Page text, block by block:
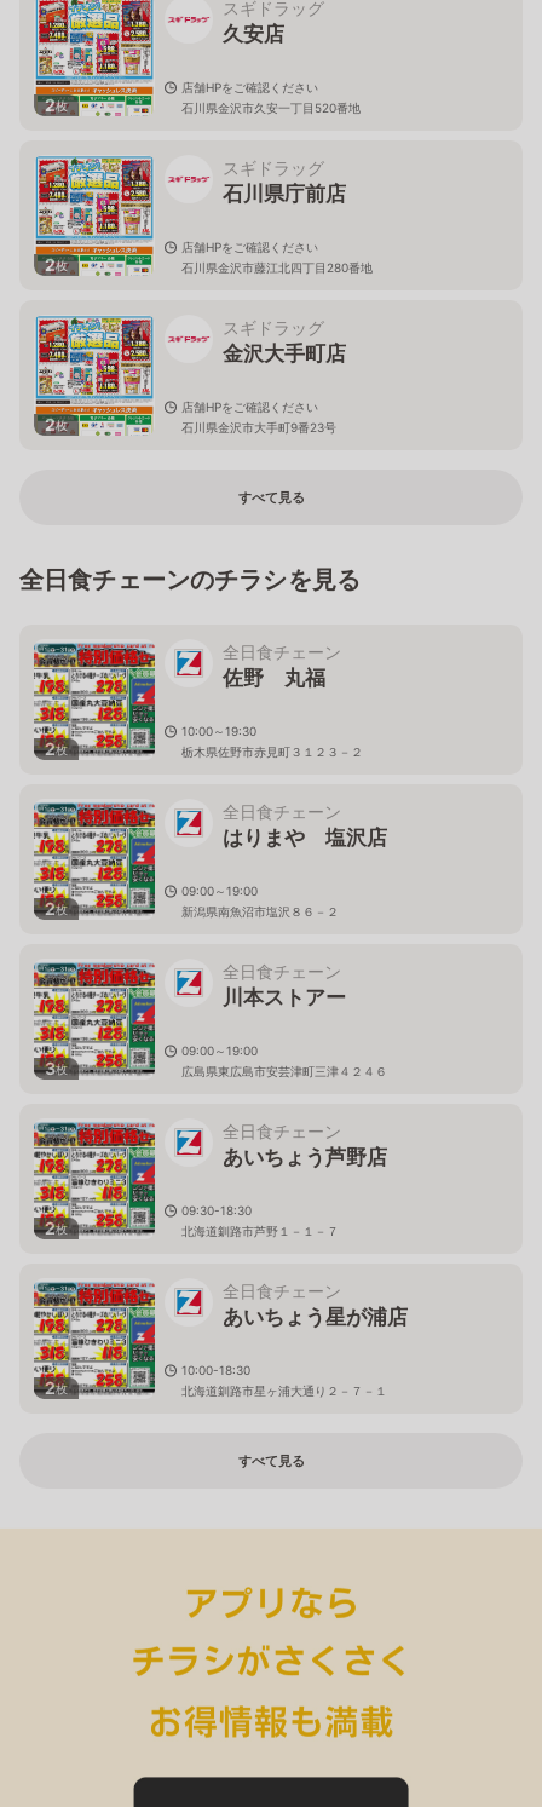
2枚
スギドラッグ
久安店
店舗HPをご確認ください
石川県金沢市久安一丁目520番地
2枚
スギドラッグ
石川県庁前店
店舗HPをご確認ください
石川県金沢市藤江北四丁目280番地
2枚
スギドラッグ
金沢大手町店
店舗HPをご確認ください
石川県金沢市大手町9番23号
すべて見る
全日食チェーンのチラシを見る
2枚
全日食チェーン
佐野 丸福
10:00～19:30
栃木県佐野市赤見町３１２３－２
2枚
全日食チェーン
はりまや 塩沢店
09:00～19:00
新潟県南魚沼市塩沢８６－２
3枚
全日食チェーン
川本ストアー
09:00～19:00
広島県東広島市安芸津町三津４２４６
2枚
全日食チェーン
あいちょう芦野店
09:30-18:30
北海道釧路市芦野１－１－７
2枚
全日食チェーン
あいちょう星が浦店
10:00-18:30
北海道釧路市星ヶ浦大通り２－７－１
すべて見る